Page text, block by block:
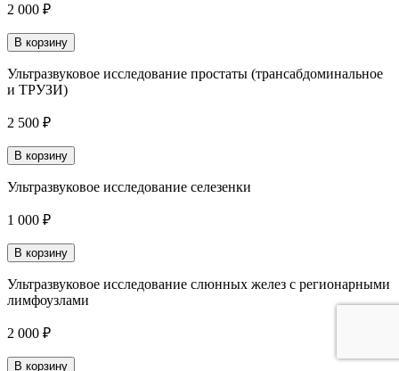
2 000 ₽
В корзину
Ультразвуковое исследование простаты (трансабдоминальное
и ТРУЗИ)
2 500 ₽
В корзину
Ультразвуковое исследование селезенки
1 000 ₽
В корзину
Ультразвуковое исследование слюнных желез с регионарными
лимфоузлами
2 000 ₽
В корзину